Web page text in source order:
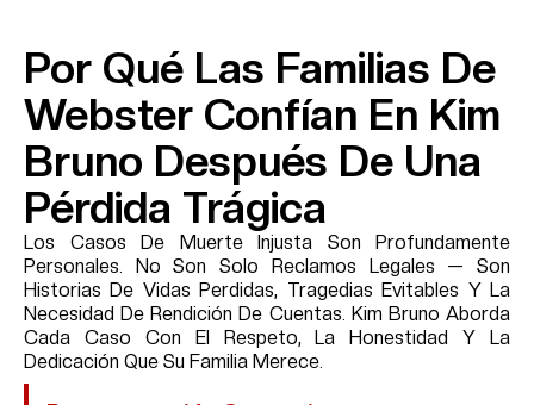
Por Qué Las Familias De
Webster Confían En Kim
Bruno Después De Una
Pérdida Trágica
Los Casos De Muerte Injusta Son Profundamente
Personales. No Son Solo Reclamos Legales — Son
Historias De Vidas Perdidas, Tragedias Evitables Y La
Necesidad De Rendición De Cuentas. Kim Bruno Aborda
Cada Caso Con El Respeto, La Honestidad Y La
Dedicación Que Su Familia Merece.